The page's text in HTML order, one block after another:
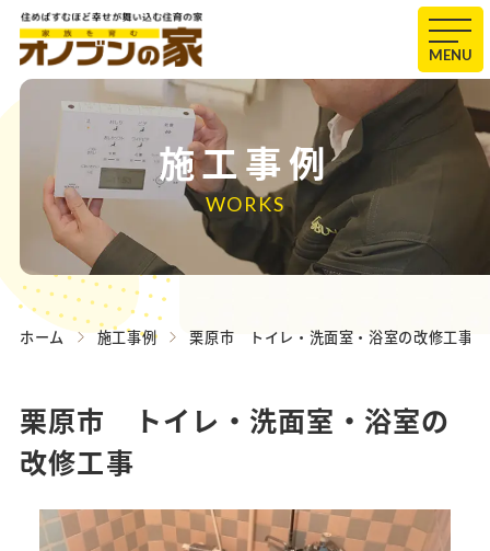
MENU
施工事例
WORKS
ホーム 施工事例 栗原市 トイレ・洗面室・浴室の改修工事
栗原市 トイレ・洗面室・浴室の
改修工事